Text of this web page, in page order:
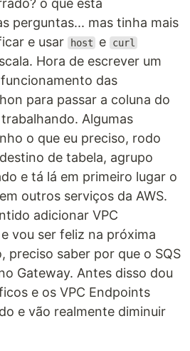
o que está
perguntas... mas tinha mais
e usar
host e curl
Hora de escrever um
das
para passar a coluna do
Algumas
o que eu preciso, rodo
de tabela, agrupo
e tá lá em primeiro lugar o
outros serviços da AWS.
adicionar VPC
vou ser feliz na próxima
preciso saber por que o SQS
Gateway. Antes disso dou
e os VPC Endpoints
e vão realmente diminuir